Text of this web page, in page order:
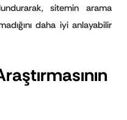
sitemin arama
daha iyi anlayabilir